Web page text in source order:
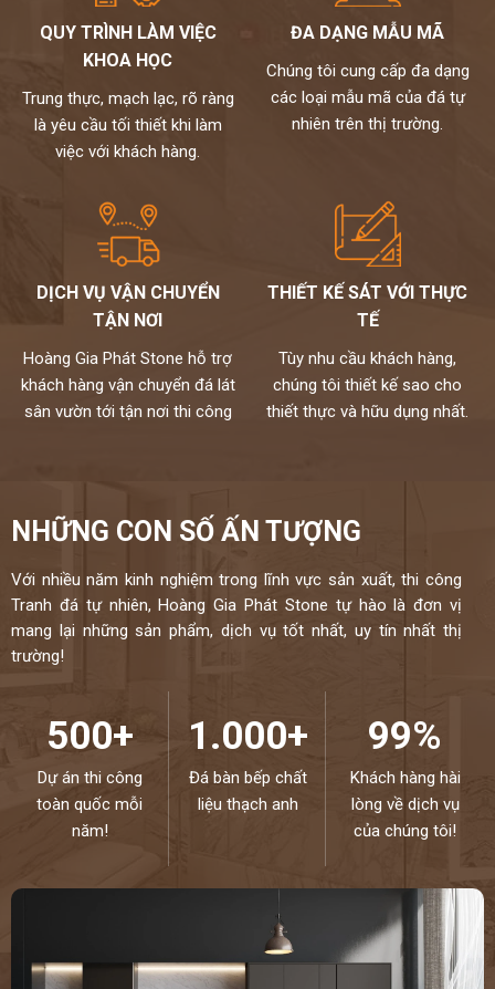
QUY TRÌNH LÀM VIỆC
KHOA HỌC
Trung thực, mạch lạc, rõ ràng
là yêu cầu tối thiết khi làm
việc với khách hàng.
ĐA DẠNG MẪU MÃ
Chúng tôi cung cấp đa dạng
các loại mẫu mã của đá tự
nhiên trên thị trường.
DỊCH VỤ VẬN CHUYỂN
TẬN NƠI
Hoàng Gia Phát Stone hỗ trợ
khách hàng vận chuyển đá lát
sân vườn tới tận nơi thi công
THIẾT KẾ SÁT VỚI THỰC
TẾ
Tùy nhu cầu khách hàng,
chúng tôi thiết kế sao cho
thiết thực và hữu dụng nhất.
NHỮNG CON SỐ ẤN TƯỢNG
Với nhiều năm kinh nghiệm trong lĩnh vực sản xuất, thi công
Tranh đá tự nhiên, Hoàng Gia Phát Stone tự hào là đơn vị
mang lại những sản phẩm, dịch vụ tốt nhất, uy tín nhất thị
trường!
500+
Dự án thi công
toàn quốc mỗi
năm!
1.000+
Đá bàn bếp chất
liệu thạch anh
99%
Khách hàng hài
lòng về dịch vụ
của chúng tôi!